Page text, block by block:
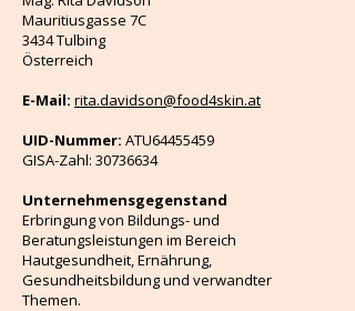
Mauritiusgasse 7C
3434 Tulbing
Österreich
E-Mail: rita.davidson@food4skin.at
UID-Nummer: ATU64455459
GISA-Zahl: 30736634
Unternehmensgegenstand
Erbringung von Bildungs- und
Beratungsleistungen im Bereich
Hautgesundheit, Ernährung,
Gesundheitsbildung und verwandter
Themen.